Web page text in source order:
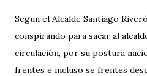
Segun el Alcalde Santiago
conspirando para sacar al
circulación, por su postura
frentes e incluso se frentes